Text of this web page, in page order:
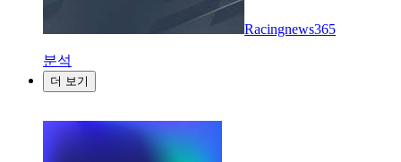
Racingnews365
분석
더 보기